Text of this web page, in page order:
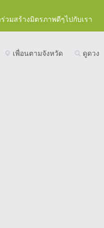
มสร้างมิตรภาพดีๆไปกับเรา
เพื่อนตามจังหวัด ดูดวง